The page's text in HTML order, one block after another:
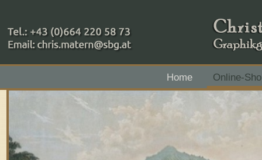
+43 (0)664 220 58 73
Home
Online-
Zahlungsmethoden: RAIBA - Flachgau Mitte - IBAN